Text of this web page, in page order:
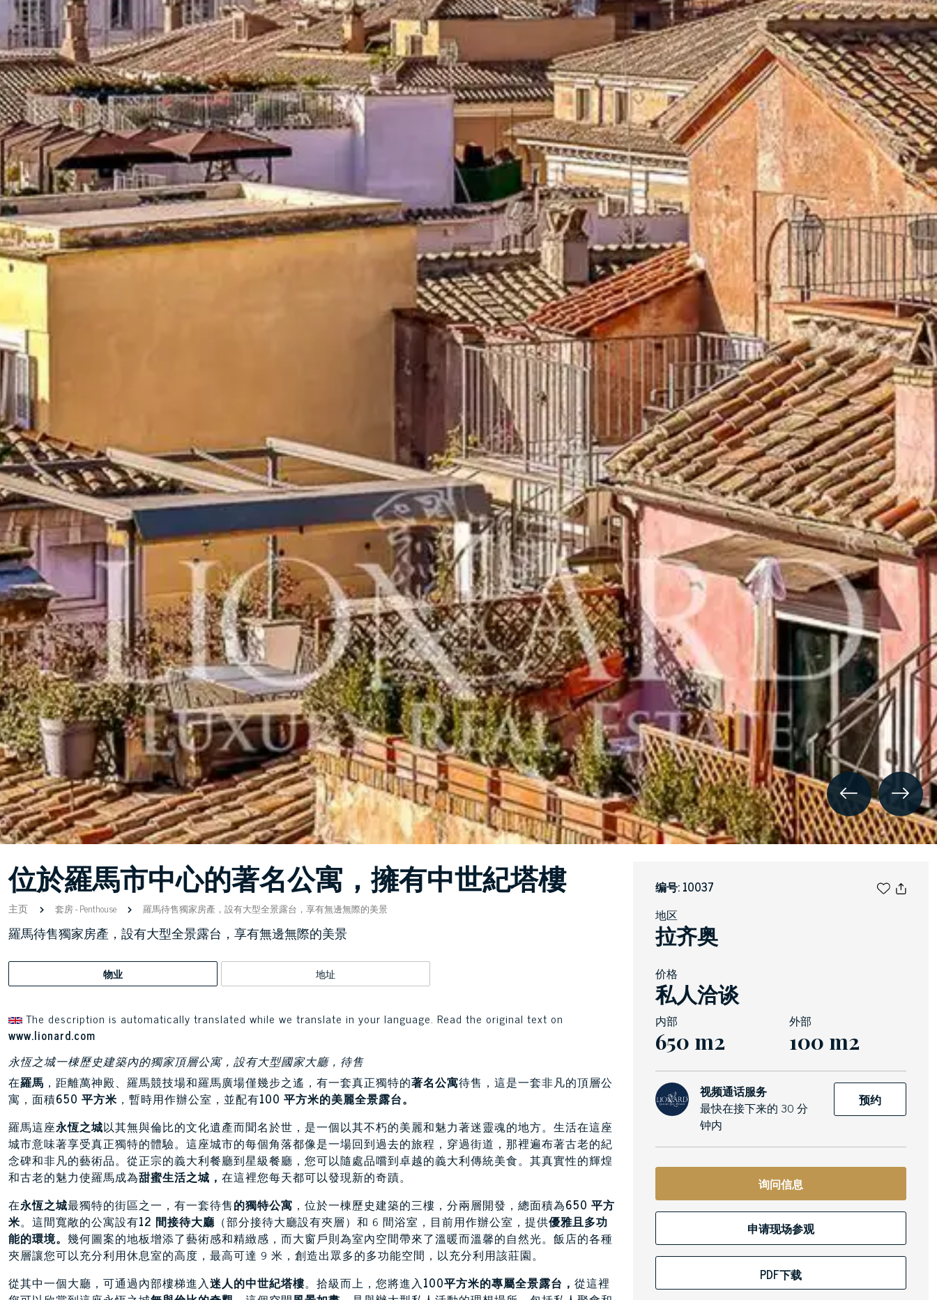
位於羅馬市中心的著名公寓，擁有中世紀塔樓
主页 套房-Penthouse 羅馬待售獨家房產，設有大型全景露台，享有無邊無際的美景
羅馬待售獨家房產，設有大型全景露台，享有無邊無際的美景
物业 地址
The description is automatically translated while we translate in your language. Read the original text on
www.lionard.com
永恆之城一棟歷史建築內的獨家頂層公寓，設有大型國家大廳，待售
在羅馬 ，距離萬神殿、羅馬競技場和羅馬廣場僅幾步之遙，有一套真正獨特的著名公寓待售，這是一套非凡的頂層公
寓，面積650 平方米 ，暫時用作辦公室，並配有100 平方米的美麗全景露台。
羅馬這座永恆之城以其無與倫比的文化遺產而聞名於世，是一個以其不朽的美麗和魅力著迷靈魂的地方。生活在這座
城市意味著享受真正獨特的體驗。這座城市的每個角落都像是一場回到過去的旅程，穿過街道，那裡遍布著古老的紀
念碑和非凡的藝術品。從正宗的義大利餐廳到星級餐廳，您可以隨處品嚐到卓越的義大利傳統美食。其真實性的輝煌
和古老的魅力使羅馬成為甜蜜生活之城， 在這裡您每天都可以發現新的奇蹟。
在永恆之城最獨特的街區之一，有一套待售的獨特公寓 ，位於一棟歷史建築的三樓，分兩層開發，總面積為650 平方
米。這間寬敞的公寓設有12 間接待大廳 （部分接待大廳設有夾層）和 6 間浴室，目前用作辦公室，提供優雅且多功
能的環境。 幾何圖案的地板增添了藝術感和精緻感，而大窗戶則為室內空間帶來了溫暖而溫馨的自然光。飯店的各種
夾層讓您可以充分利用休息室的高度，最高可達 9 米，創造出眾多的多功能空間，以充分利用該莊園。
從其中一個大廳，可通過內部樓梯進入迷人的中世紀塔樓。拾級而上，您將進入100平方米的專屬全景露台， 從這裡
编号: 10037
地区
拉齐奥
价格
私人洽谈
内部
650 m2
外部
100 m2
视频通话服务
最快在接下来的 30 分
钟内
预约
询问信息
申请现场参观
PDF下载